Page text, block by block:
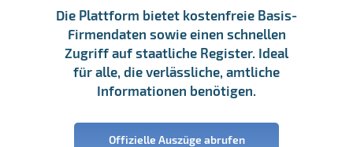
Die Plattform bietet kostenfreie Basis-
Firmendaten sowie einen schnellen
Zugriff auf staatliche Register. Ideal
für alle, die verlässliche, amtliche
Informationen benötigen.
Offizielle Auszüge abrufen